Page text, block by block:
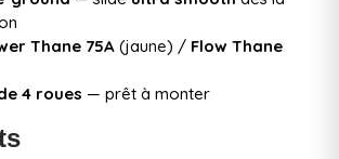
Thane 75A (jaune) / Flow Thane
4 roues — prêt à monter